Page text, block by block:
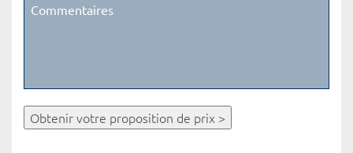
Obtenir votre proposition de prix >